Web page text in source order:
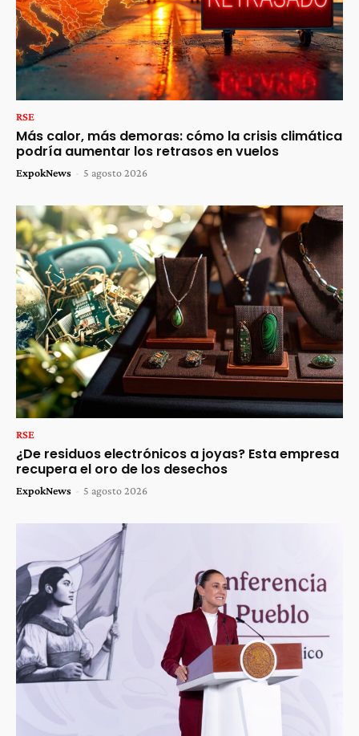
RSE
Más calor, más demoras: cómo la crisis climática
podría aumentar los retrasos en vuelos
ExpokNews - 5 agosto 2026
RSE
¿De residuos electrónicos a joyas? Esta empresa
recupera el oro de los desechos
ExpokNews - 5 agosto 2026